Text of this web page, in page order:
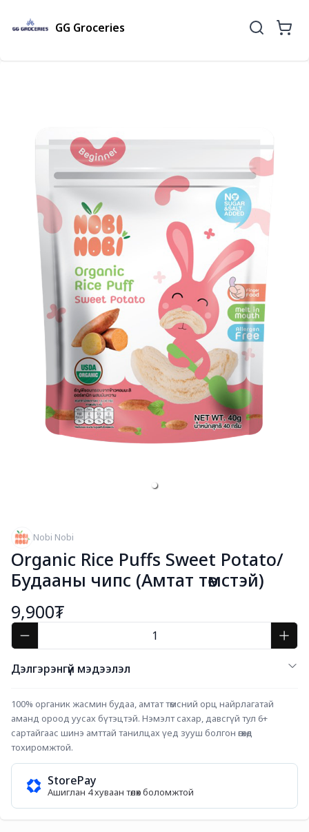
GG Groceries
Nobi Nobi
Organic Rice Puffs Sweet Potato/
Будааны чипс (Амтат төмстэй)
9,900₮
Дэлгэрэнгүй мэдээлэл
100% органик жасмин будаа, амтат төмсний орц найрлагатай
аманд ороод уусах бүтэцтэй. Нэмэлт сахар, давсгүй тул 6+
сартайгаас шинэ амттай танилцах үед зууш болгон өгөхөд
тохиромжтой.
StorePay
Ашиглан 4 хуваан төлөх боломжтой